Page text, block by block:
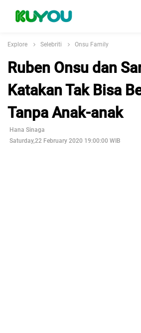
Explore Selebriti Onsu Family
Ruben Onsu dan
Katakan Tak Bisa
Tanpa Anak-anak
Hana Sinaga
Saturday,22 February 2020 19:00:00 WIB